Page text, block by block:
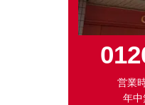
営業
年中